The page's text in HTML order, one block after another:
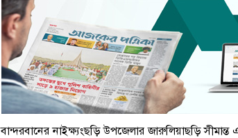
বান্দরবানের নাইক্ষ্যংছড়ি উপজেলার জারুলিয়াছড়ি